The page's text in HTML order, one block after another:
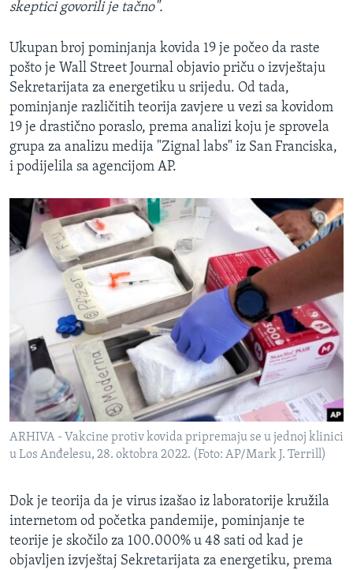
skeptici govorili je tačno".
Ukupan broj pominjanja kovida 19 je počeo da raste
pošto je Wall Street Journal objavio priču o izvještaju
Sekretarijata za energetiku u srijedu. Od tada,
pominjanje različitih teorija zavjere u vezi sa kovidom
19 je drastično poraslo, prema analizi koju je sprovela
grupa za analizu medija "Zignal labs" iz San Franciska,
i podijelila sa agencijom AP.
ARHIVA - Vakcine protiv kovida pripremaju se u jednoj klinici
u Los Anđelesu, 28. oktobra 2022. (Foto: AP/Mark J. Terrill)
Dok je teorija da je virus izašao iz laboratorije kružila
internetom od početka pandemije, pominjanje te
teorije je skočilo za 100.000% u 48 sati od kad je
objavljen izvještaj Sekretarijata za energetiku, prema